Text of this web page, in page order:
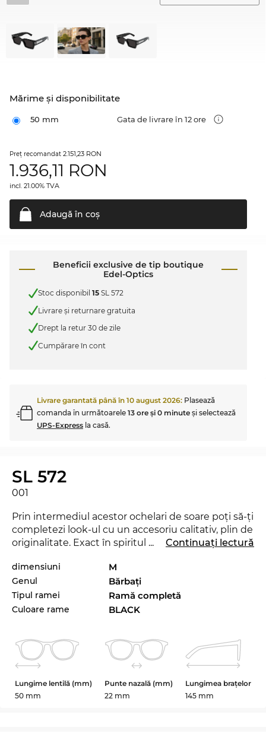
Mărime şi disponibilitate
50 mm Gata de livrare în 12 ore
Preţ recomandat 2.151,23 RON
1.936,11 RON
incl. 21.00% TVA
Adaugă în coş
Beneficii exclusive de tip boutique
Edel-Optics
Stoc disponibil 15 SL 572
Livrare şi returnare gratuita
Drept la retur 30 de zile
Cumpărare în cont
Livrare garantată până în 10 august 2026: Plasează
comanda în următoarele 13 ore şi 0 minute şi selectează
UPS-Express la casă.
SL 572
001
Prin intermediul acestor ochelari de soare poţi să-ţi
completezi look-ul cu un accesoriu calitativ, plin de
originalitate. Exact în spiritul motto-ului Edel-
aproape de staruri decât ai crede şi vei reuşi să
trezeşti uimirea în orice situaţie. Cu acest nou
model de la
Laurent poţi demonstra că eşti
un „trend-setter“ veritabil. Chiar şi în sezonul
2024. Sunt frumoşi, dar totuşi o altă culoare ar fi
mai potrivită pentru hainele tale preferate? Atunci
din sortimentul nostru de la Saint
LLaurentent,
din 2023 şi 2024.
... Continuați lectură
dimensiuni M
Genul Bărbaţi
Tipul ramei Ramă completă
Culoare rame BLACK
Lungime lentilă (mm)
50 mm
Punte nazală (mm)
22 mm
Lungimea brațelor
145 mm